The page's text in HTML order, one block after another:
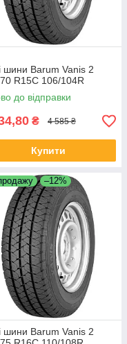
шини Barum Vanis 2
R15C 106/104R
до відправки
₴ 4 585 ₴
Купити
–12%
шини Barum Vanis 2